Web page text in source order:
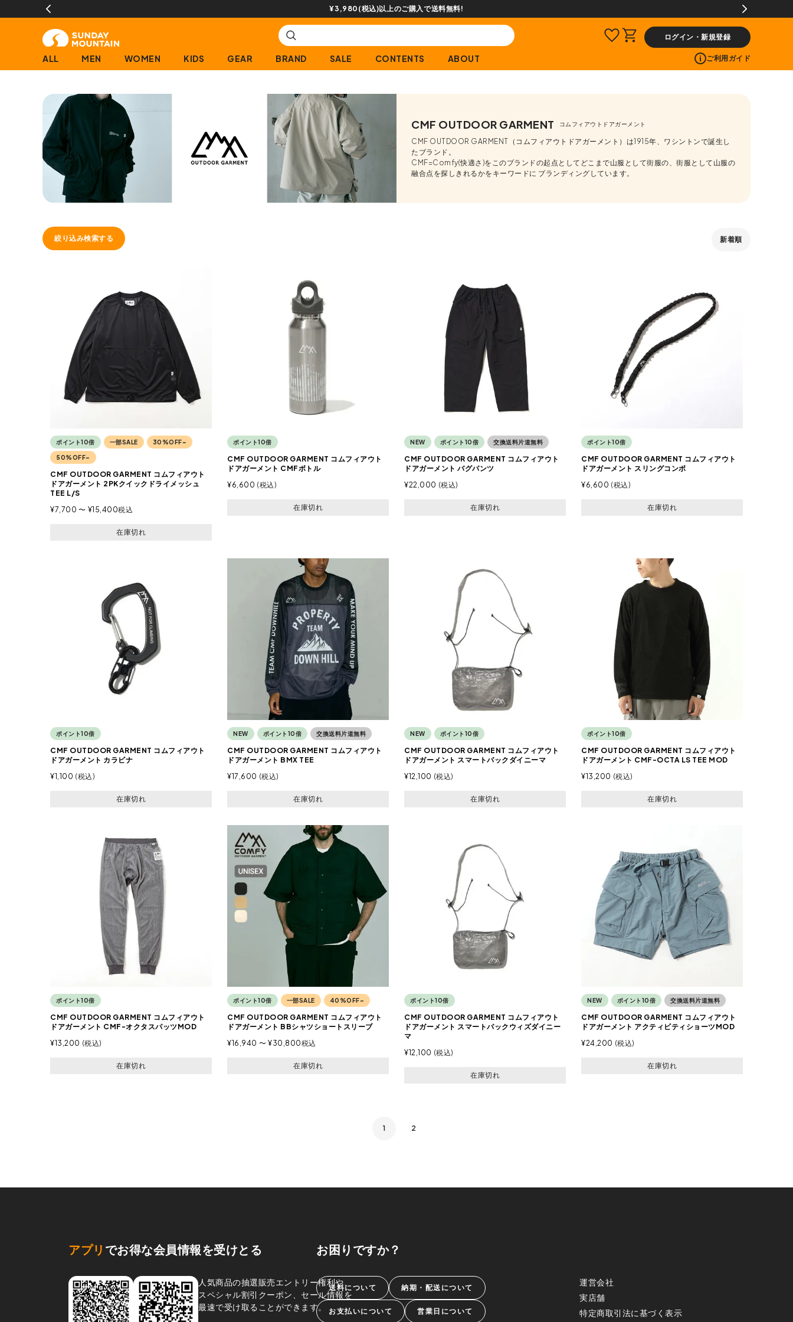
¥3,980(税込)以上のご購入で送料無料!
ログイン・新規登録
ALL MEN WOMEN KIDS GEAR BRAND SALE CONTENTS ABOUT ご利用ガイド
CMF OUTDOOR GARMENT コムフィアウトドアガーメント
CMF OUTDOOR GARMENT（コムフィアウトドアガーメント）は1915年、ワシントンで誕生し
たブランド。
CMF=Comfy(快適さ)をこのブランドの起点としてどこまで山服として街服の、街服として山服の
融合点を探しきれるかをキーワードに ブランディングしています。
絞り込み検索する 新着順
ポイント10倍 一部SALE 30%OFF~
50%OFF~
CMF OUTDOOR GARMENT コムフィアウト
ドアガーメント 2PKクイックドライメッシュ
TEE L/S
¥7,700 〜 ¥15,400税込
在庫切れ
ポイント10倍
CMF OUTDOOR GARMENT コムフィアウト
ドアガーメント CMFボトル
¥6,600 税込
在庫切れ
NEW ポイント10倍 交換送料片道無料
CMF OUTDOOR GARMENT コムフィアウト
ドアガーメント バグパンツ
¥22,000 税込
在庫切れ
ポイント10倍
CMF OUTDOOR GARMENT コムフィアウト
ドアガーメント スリングコンボ
¥6,600 税込
在庫切れ
ポイント10倍
CMF OUTDOOR GARMENT コムフィアウト
ドアガーメント カラビナ
¥1,100 税込
在庫切れ
NEW ポイント10倍 交換送料片道無料
CMF OUTDOOR GARMENT コムフィアウト
ドアガーメント BMX TEE
¥17,600 税込
在庫切れ
NEW ポイント10倍
CMF OUTDOOR GARMENT コムフィアウト
ドアガーメント スマートパックダイニーマ
¥12,100 税込
在庫切れ
ポイント10倍
CMF OUTDOOR GARMENT コムフィアウト
ドアガーメント CMF-OCTA LS TEE MOD
¥13,200 税込
在庫切れ
ポイント10倍
CMF OUTDOOR GARMENT コムフィアウト
ドアガーメント CMF-オクタスパッツMOD
¥13,200 税込
在庫切れ
ポイント10倍 一部SALE 40%OFF~
CMF OUTDOOR GARMENT コムフィアウト
ドアガーメント BBシャツショートスリーブ
¥16,940 〜 ¥30,800税込
在庫切れ
ポイント10倍
CMF OUTDOOR GARMENT コムフィアウト
ドアガーメント スマートパックウィズダイニー
マ
¥12,100 税込
在庫切れ
NEW ポイント10倍 交換送料片道無料
CMF OUTDOOR GARMENT コムフィアウト
ドアガーメント アクティビティショーツMOD
¥24,200 税込
在庫切れ
1 2
アプリ でお得な会員情報を受けとる
人気商品の抽選販売エントリー権利や、
スペシャル割引クーポン、セール情報を
最速で受け取ることができます。
お困りですか？
送料について 納期・配送について
お支払いについて 営業日について
運営会社
実店舗
特定商取引法に基づく表示